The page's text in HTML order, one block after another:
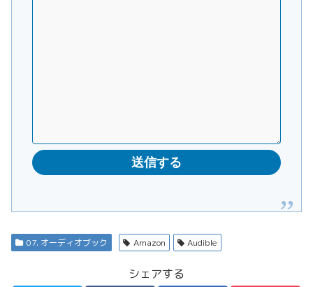
07. オーディオブック Amazon Audible
シェアする